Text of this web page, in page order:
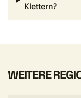
Klettern?
WEITERE